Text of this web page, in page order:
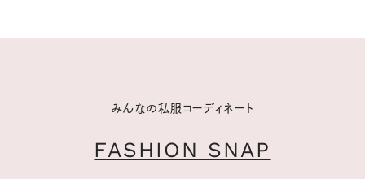
みんなの私服コーディネート
FASHION SNAP